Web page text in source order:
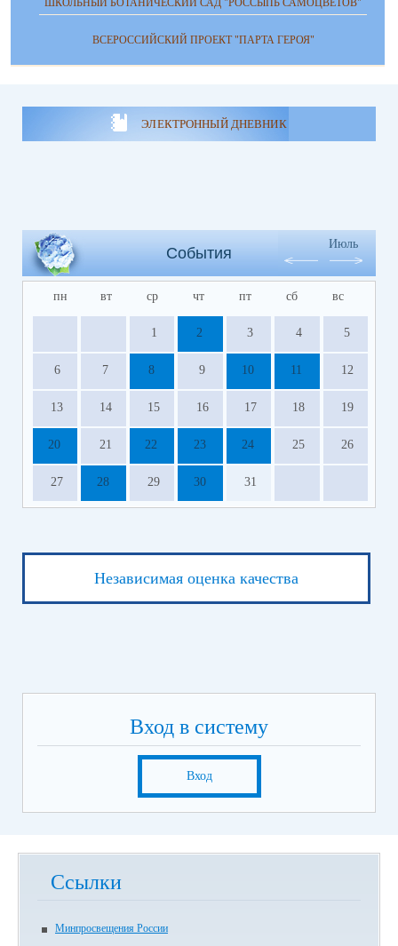
ШКОЛЬНЫЙ БОТАНИЧЕСКИЙ САД "РОССЫПЬ САМОЦВЕТОВ"
ВСЕРОССИЙСКИЙ ПРОЕКТ "ПАРТА ГЕРОЯ"
ЭЛЕКТРОННЫЙ ДНЕВНИК
События
Июль
пн вт ср чт пт сб вс
1 2 3 4 5
6 7 8 9 10 11 12
13 14 15 16 17 18 19
20 21 22 23 24 25 26
27 28 29 30 31
Независимая оценка качества
Вход в систему
Вход
Ссылки
Минпросвещения России